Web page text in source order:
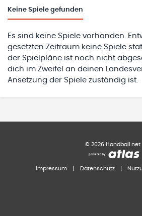
Keine Spiele gefunden
Es sind keine Spiele vorhanden.
gesetzten Zeitraum keine Spiele
der Spielpläne ist noch nicht
dich im Zweifel an deinen
Ansetzung der Spiele zuständig ist.
© 2026 Handball.net
Impressum Datenschutz